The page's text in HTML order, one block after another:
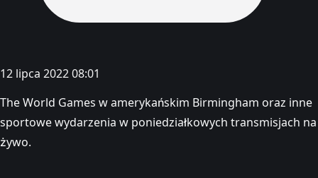
12 lipca 2022 08:01
The World Games w amerykańskim Birmingham oraz inne
sportowe wydarzenia w poniedziałkowych transmisjach na
żywo.